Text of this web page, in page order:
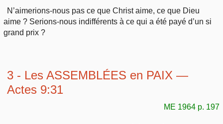
N’aimerions-nous pas ce que Christ aime, ce que Dieu
aime ? Serions-nous indifférents à ce qui a été payé d’un si
grand prix ?
3 - Les ASSEMBLÉES en PAIX —
Actes 9:31
ME 1964 p. 197